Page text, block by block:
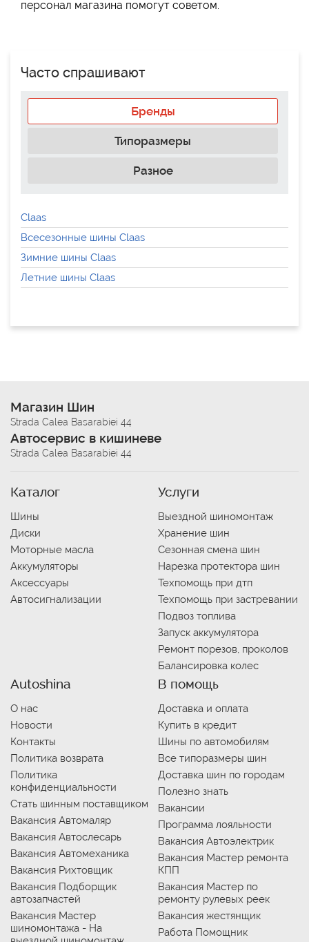
персонал магазина помогут советом.
Часто спрашивают
Бренды
Типоразмеры
Разное
Claas
Всесезонные шины Claas
Зимние шины Claas
Летние шины Claas
Магазин Шин
Strada Calea Basarabiei 44
Автосервис в кишиневе
Strada Calea Basarabiei 44
Каталог
Шины
Диски
Моторные масла
Аккумуляторы
Аксессуары
Автосигнализации
Услуги
Выездной шиномонтаж
Хранение шин
Сезонная смена шин
Нарезка протектора шин
Техпомощь при дтп
Техпомощь при застревании
Подвоз топлива
Запуск аккумулятора
Ремонт порезов, проколов
Балансировка колес
Autoshina
О нас
Новости
Контакты
Политика возврата
Политика
конфиденциальности
Стать шинным поставщиком
Вакансия Автомаляр
Вакансия Автослесарь
Вакансия Автомеханика
Вакансия Рихтовщик
Вакансия Подборщик
автозапчастей
Вакансия Мастер
шиномонтажа - На
В помощь
Доставка и оплата
Купить в кредит
Шины по автомобилям
Все типоразмеры шин
Доставка шин по городам
Полезно знать
Вакансии
Программа лояльности
Вакансия Автоэлектрик
Вакансия Мастер ремонта
КПП
Вакансия Мастер по
ремонту рулевых реек
Вакансия жестянщик
Работа Помощник